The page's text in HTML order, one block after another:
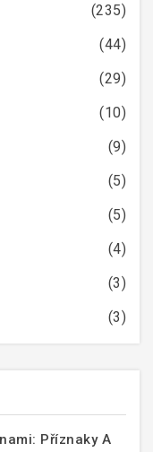
(235)
(44)
(29)
(10)
(9)
(5)
(5)
(4)
(3)
(3)
Příznaky A